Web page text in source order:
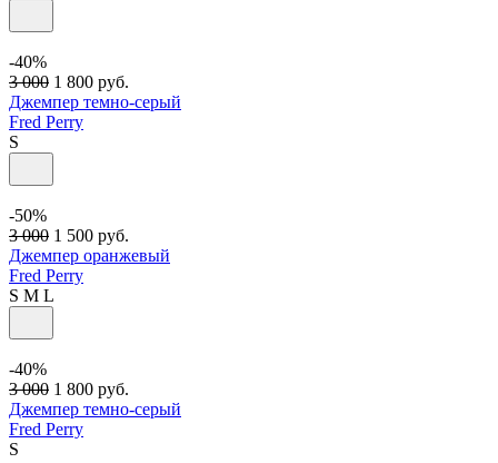
-40%
3 000 1 800 руб.
Джемпер темно-серый
Fred Perry
S
-50%
3 000 1 500 руб.
Джемпер оранжевый
Fred Perry
S M L
-40%
3 000 1 800 руб.
Джемпер темно-серый
Fred Perry
S